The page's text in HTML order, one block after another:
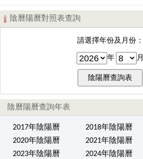
陰曆陽曆對照表查詢
請選擇年份及月份：
年 月
陰曆陽曆查詢年表
2017年陰陽曆 2018年陰陽曆
2020年陰陽曆
2021年陰陽曆
2023年陰陽曆
2024年陰陽曆